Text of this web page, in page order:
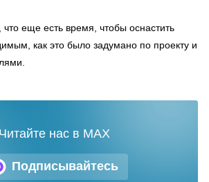
что еще есть время, чтобы оснастить
как это было задумано по проекту и
Подписывайтесь
Читайте нас в MAX